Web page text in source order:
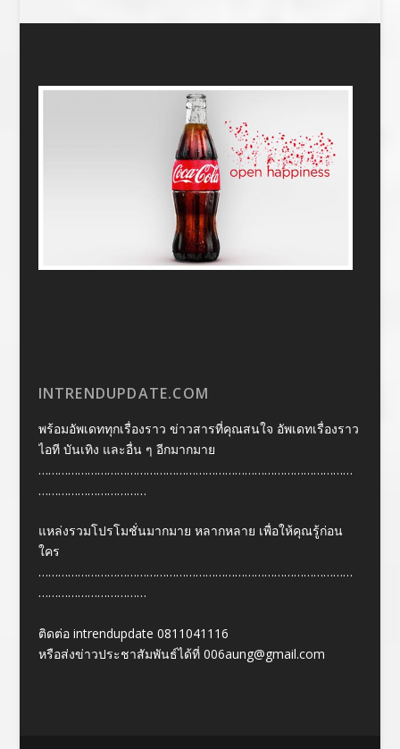
INTRENDUPDATE.COM
พร้อมอัพเดททุกเรื่องราว ข่าวสารที่คุณสนใจ อัพเดทเรื่องราว
ไอที บันเทิง และอื่น ๆ อีกมากมาย
……………………………………………………………………………………
……………………………
แหล่งรวมโปรโมชั่นมากมาย หลากหลาย เพื่อให้คุณรู้ก่อน
ใคร
……………………………………………………………………………………
……………………………
ติดต่อ intrendupdate 0811041116
หรือส่งข่าวประชาสัมพันธ์ได้ที่ 006aung@gmail.com